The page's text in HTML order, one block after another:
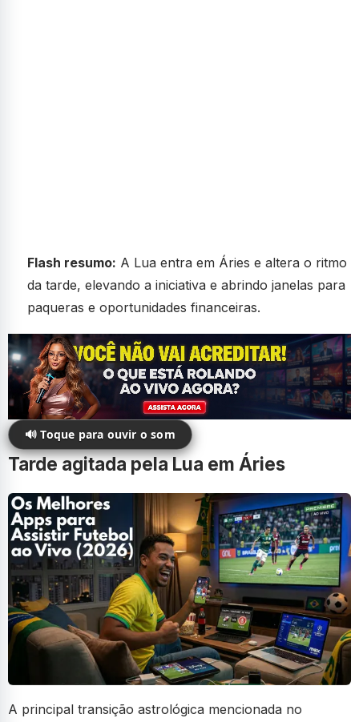
Flash resumo: A Lua entra em Áries e altera o ritmo
da tarde, elevando a iniciativa e abrindo janelas para
paqueras e oportunidades financeiras.
🔊 Toque para ouvir o som
Tarde agitada pela Lua em Áries
A principal transição astrológica mencionada no